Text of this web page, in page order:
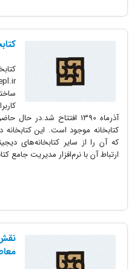
کتابخانه موجود است. این کتابخانه
که آن را از سایر کتابخانه‌های
ارتباط آن با نرم‌افزار مدیریت جامع